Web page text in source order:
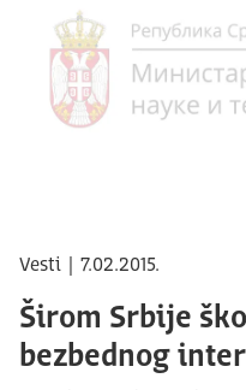
Vesti | 7.02.2015.
Širom Srbije
bezbednog